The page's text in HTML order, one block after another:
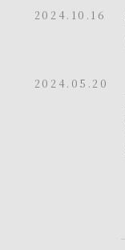
2024.10.16
2024.05.20